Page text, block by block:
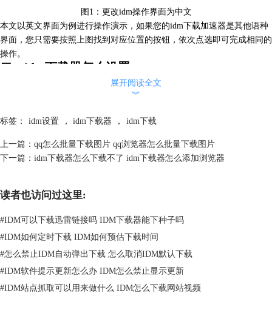
图1：更改idm操作界面为中文
本文以英文界面为例进行操作演示，如果您的idm下载加速器是其他语种
界面，您只需要按照上图找到对应位置的按钮，依次点选即可完成相同的
操作。
二、idm下载器怎么设置
眼过千遍，不如手过一遍。为了更好地体验idm那优秀的下载能力，我们
https://www.idmchina.net/xiazai.html
验。
idm下载加速器的“常规”选项，能够让我们在浏览网页的时候，获得更多
的下载操作支持。例如：自动嗅探网页资源、浏览器集成、快捷键下载
打开idm下载加速器后，点击“选项”按钮，在配置选项窗口中选择“常
的下载链接地址”、“使用高级浏览器集成”此三项。“系统启动时运行
IDM”可根据需要进行选择。
展开阅读全文
︾
标签： idm设置 ， idm下载器 ， idm下载
上一篇： qq怎么批量下载图片 qq浏览器怎么批量下载图片
下一篇： idm下载器怎么下载不了 idm下载器怎么添加浏览器
读者也访问过这里:
#IDM可以下载迅雷链接吗 IDM下载器能下种子吗
#IDM如何定时下载 IDM如何预估下载时间
#怎么禁止IDM自动弹出下载 怎么取消IDM默认下载
#IDM软件提示更新怎么办 IDM怎么禁止显示更新
#IDM站点抓取可以用来做什么 IDM怎么下载网站视频